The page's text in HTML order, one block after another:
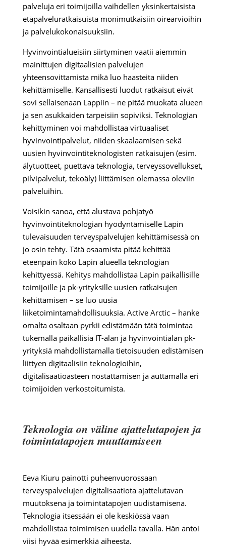
palveluja eri toimijoilla vaihdellen yksinkertaisista
etäpalveluratkaisuista monimutkaisiin oirearvioihin
ja palvelukokonaisuuksiin.
Hyvinvointialueisiin siirtyminen vaatii aiemmin
mainittujen digitaalisien palvelujen
yhteensovittamista mikä luo haasteita niiden
kehittämiselle. Kansallisesti luodut ratkaisut eivät
sovi sellaisenaan Lappiin – ne pitää muokata alueen
ja sen asukkaiden tarpeisiin sopiviksi. Teknologian
kehittyminen voi mahdollistaa virtuaaliset
hyvinvointipalvelut, niiden skaalaamisen sekä
uusien hyvinvointiteknologisten ratkaisujen (esim.
älytuotteet, puettava teknologia, terveyssovellukset,
pilvipalvelut, tekoäly) liittämisen olemassa oleviin
palveluihin.
Voisikin sanoa, että alustava pohjatyö
hyvinvointiteknologian hyödyntämiselle Lapin
tulevaisuuden terveyspalvelujen kehittämisessä on
jo osin tehty. Tätä osaamista pitää kehittää
eteenpäin koko Lapin alueella teknologian
kehittyessä. Kehitys mahdollistaa Lapin paikallisille
toimijoille ja pk-yrityksille uusien ratkaisujen
kehittämisen – se luo uusia
liiketoimintamahdollisuuksia. Active Arctic – hanke
omalta osaltaan pyrkii edistämään tätä toimintaa
tukemalla paikallisia IT-alan ja hyvinvointialan pk-
yrityksiä mahdollistamalla tietoisuuden edistämisen
liittyen digitaalisiin teknologioihin,
digitalisaatioasteen nostattamisen ja auttamalla eri
toimijoiden verkostoitumista.
Teknologia on väline ajattelutapojen ja
toimintatapojen muuttamiseen
Eeva Kiuru painotti puheenvuorossaan
terveyspalvelujen digitalisaatiota ajattelutavan
muutoksena ja toimintatapojen uudistamisena.
Teknologia itsessään ei ole keskiössä vaan
mahdollistaa toimimisen uudella tavalla. Hän antoi
viisi hyvää esimerkkiä aiheesta.